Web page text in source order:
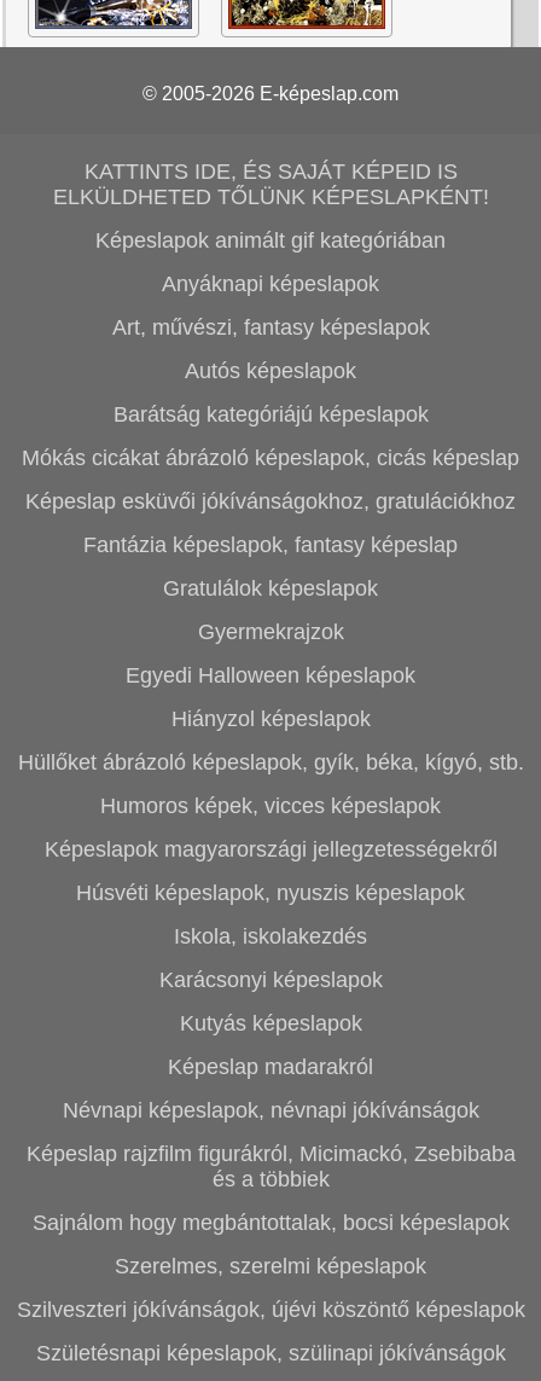
© 2005-2026 E-képeslap.com
KATTINTS IDE, ÉS SAJÁT KÉPEID IS
ELKÜLDHETED TŐLÜNK KÉPESLAPKÉNT!
Képeslapok animált gif kategóriában
Anyáknapi képeslapok
Art, művészi, fantasy képeslapok
Autós képeslapok
Barátság kategóriájú képeslapok
Mókás cicákat ábrázoló képeslapok, cicás képeslap
Képeslap esküvői jókívánságokhoz, gratulációkhoz
Fantázia képeslapok, fantasy képeslap
Gratulálok képeslapok
Gyermekrajzok
Egyedi Halloween képeslapok
Hiányzol képeslapok
Hüllőket ábrázoló képeslapok, gyík, béka, kígyó, stb.
Humoros képek, vicces képeslapok
Képeslapok magyarországi jellegzetességekről
Húsvéti képeslapok, nyuszis képeslapok
Iskola, iskolakezdés
Karácsonyi képeslapok
Kutyás képeslapok
Képeslap madarakról
Névnapi képeslapok, névnapi jókívánságok
Képeslap rajzfilm figurákról, Micimackó, Zsebibaba
és a többiek
Sajnálom hogy megbántottalak, bocsi képeslapok
Szerelmes, szerelmi képeslapok
Szilveszteri jókívánságok, újévi köszöntő képeslapok
Születésnapi képeslapok, szülinapi jókívánságok